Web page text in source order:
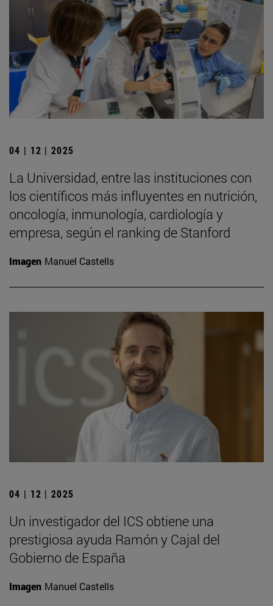
04 | 12 | 2025
La Universidad, entre las instituciones con
los científicos más influyentes en nutrición,
oncología, inmunología, cardiología y
empresa, según el ranking de Stanford
Imagen Manuel Castells
04 | 12 | 2025
Un investigador del ICS obtiene una
prestigiosa ayuda Ramón y Cajal del
Gobierno de España
Imagen Manuel Castells